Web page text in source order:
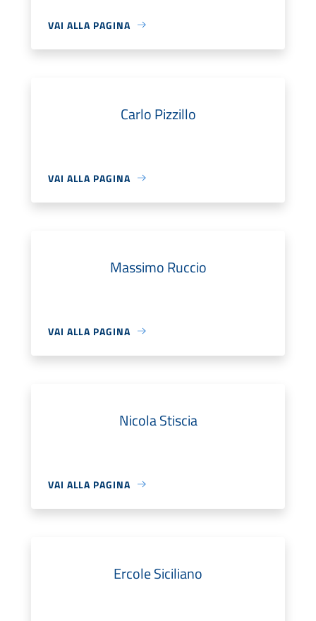
VAI ALLA PAGINA
Carlo Pizzillo
VAI ALLA PAGINA
Massimo Ruccio
VAI ALLA PAGINA
Nicola Stiscia
VAI ALLA PAGINA
Ercole Siciliano